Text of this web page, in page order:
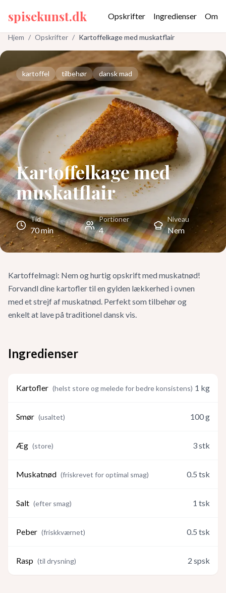
spisekunst.dk Opskrifter Ingredienser Om
Hjem / Opskrifter / Kartoffelkage med muskatflair
kartoffel tilbehør dansk mad
Kartoffelkage med
muskatflair
Tid
70min
Portioner
4
Niveau
Nem
Kartoffelmagi: Nem og hurtig opskrift med muskatnød!
Forvandl dine kartofler til en gylden lækkerhed i ovnen
med et strejf af muskatnød. Perfekt som tilbehør og
enkelt at lave på traditionel dansk vis.
Ingredienser
Kartofler (helst store og melede for bedre konsistens) 1 kg
Smør (usaltet) 100g
Æg (store) 3stk
Muskatnød (friskrevet for optimal smag) 0.5 tsk
Salt (efter smag) 1 tsk
Peber (friskkværnet) 0.5 tsk
Rasp (til drysning) 2 spsk